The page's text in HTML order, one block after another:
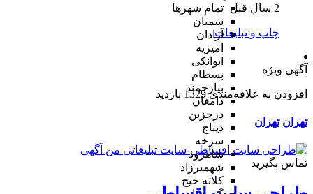
تمام شهر‌ها
سمنان
آرادان
امیریه
ایوانکی
بسطام
بیارجمند
دامغان
درجزین
دیباج
سرخه
شاهرود
شهمیرزاد
کلاته خیج
2 سال قبل
چاپ و تبلیغات
آگهی ویژه
افزودن به علاقه‌مندی 1329 بازدید
تهران تهران
تماس بگیرید